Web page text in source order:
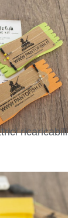
ricaricabili